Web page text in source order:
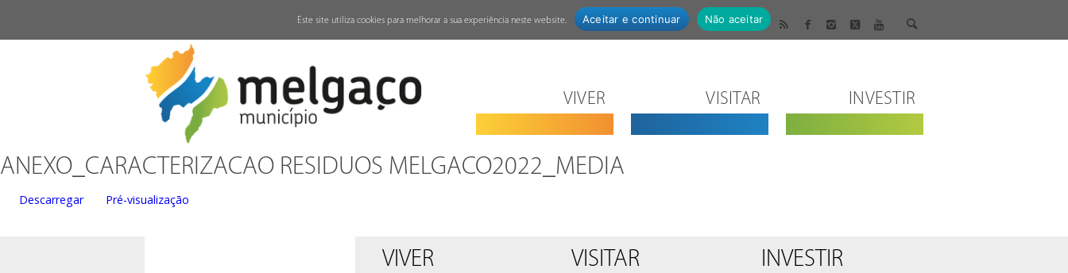
VIVER VISITAR INVESTIR
ANEXO_CARACTERIZACAO RESIDUOS MELGACO2022_MEDIA
Descarregar Pré-visualização
VIVER VISITAR INVESTIR
Este site utiliza cookies para melhorar a sua experiência neste website. Aceitar e continuar Não aceitar